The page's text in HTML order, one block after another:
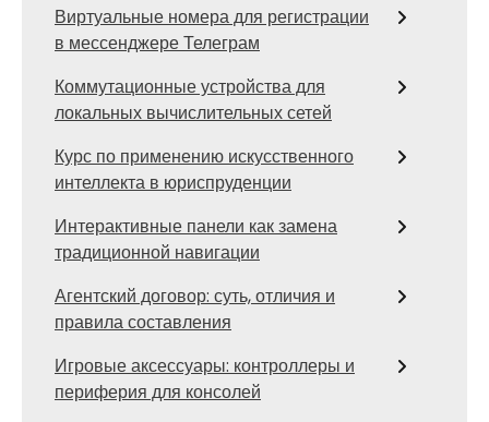
Виртуальные номера для регистрации
в мессенджере Телеграм
Коммутационные устройства для
локальных вычислительных сетей
Курс по применению искусственного
интеллекта в юриспруденции
Интерактивные панели как замена
традиционной навигации
Агентский договор: суть, отличия и
правила составления
Игровые аксессуары: контроллеры и
периферия для консолей